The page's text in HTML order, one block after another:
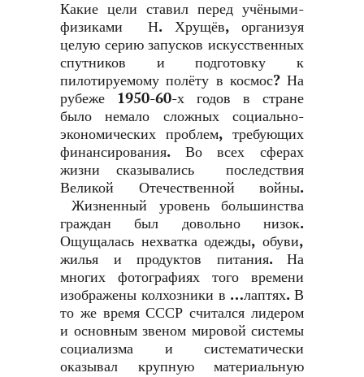
Какие цели ставил перед учёными-
физиками Н. Хрущёв, организуя
целую серию запусков искусственных
спутников и подготовку к
пилотируемому полёту в космос? На
рубеже 1950-60-х годов в стране
было немало сложных социально-
экономических проблем, требующих
финансирования. Во всех сферах
жизни сказывались последствия
Великой Отечественной войны.
Жизненный уровень большинства
граждан был довольно низок.
Ощущалась нехватка одежды, обуви,
жилья и продуктов питания. На
многих фотографиях того времени
изображены колхозники в …лаптях. В
то же время СССР считался лидером
и основным звеном мировой системы
социализма и систематически
оказывал крупную материальную